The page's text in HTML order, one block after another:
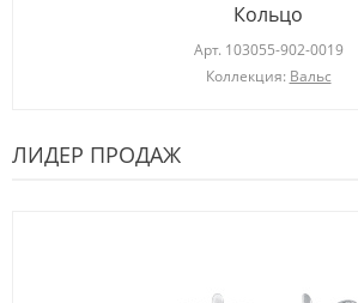
Кольцо
Арт. 103055-902-0019
Коллекция: Вальс
ЛИДЕР ПРОДАЖ